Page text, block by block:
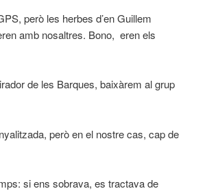
però les herbes d’en Guillem
amb nosaltres. Bono, eren els
de les Barques, baixàrem al grup
però en el nostre cas, cap de
si ens sobrava, es tractava de